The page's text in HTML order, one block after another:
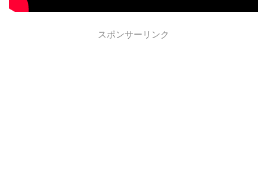
スポンサーリンク